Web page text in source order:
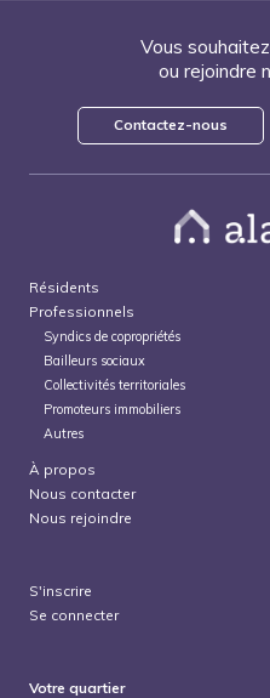
Vous
ou rejoindre
Contactez-nous
Résidents
Professionnels
Syndics de copropriétés
Bailleurs sociaux
Collectivités territoriales
Promoteurs immobiliers
Autres
À propos
Nous contacter
Nous rejoindre
S'inscrire
Se connecter
Votre quartier